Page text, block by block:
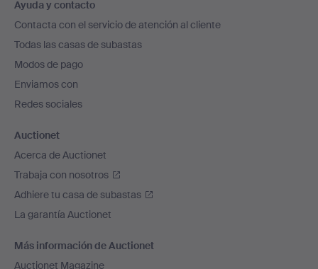
en
el
pie
de
página
Ayuda y contacto
Contacta con el servicio de atención al cliente
Todas las casas de subastas
Modos de pago
Enviamos con
Redes sociales
Auctionet
Acerca de Auctionet
Trabaja con nosotros
Adhiere tu casa de subastas
La garantía Auctionet
Más información de Auctionet
Auctionet Magazine